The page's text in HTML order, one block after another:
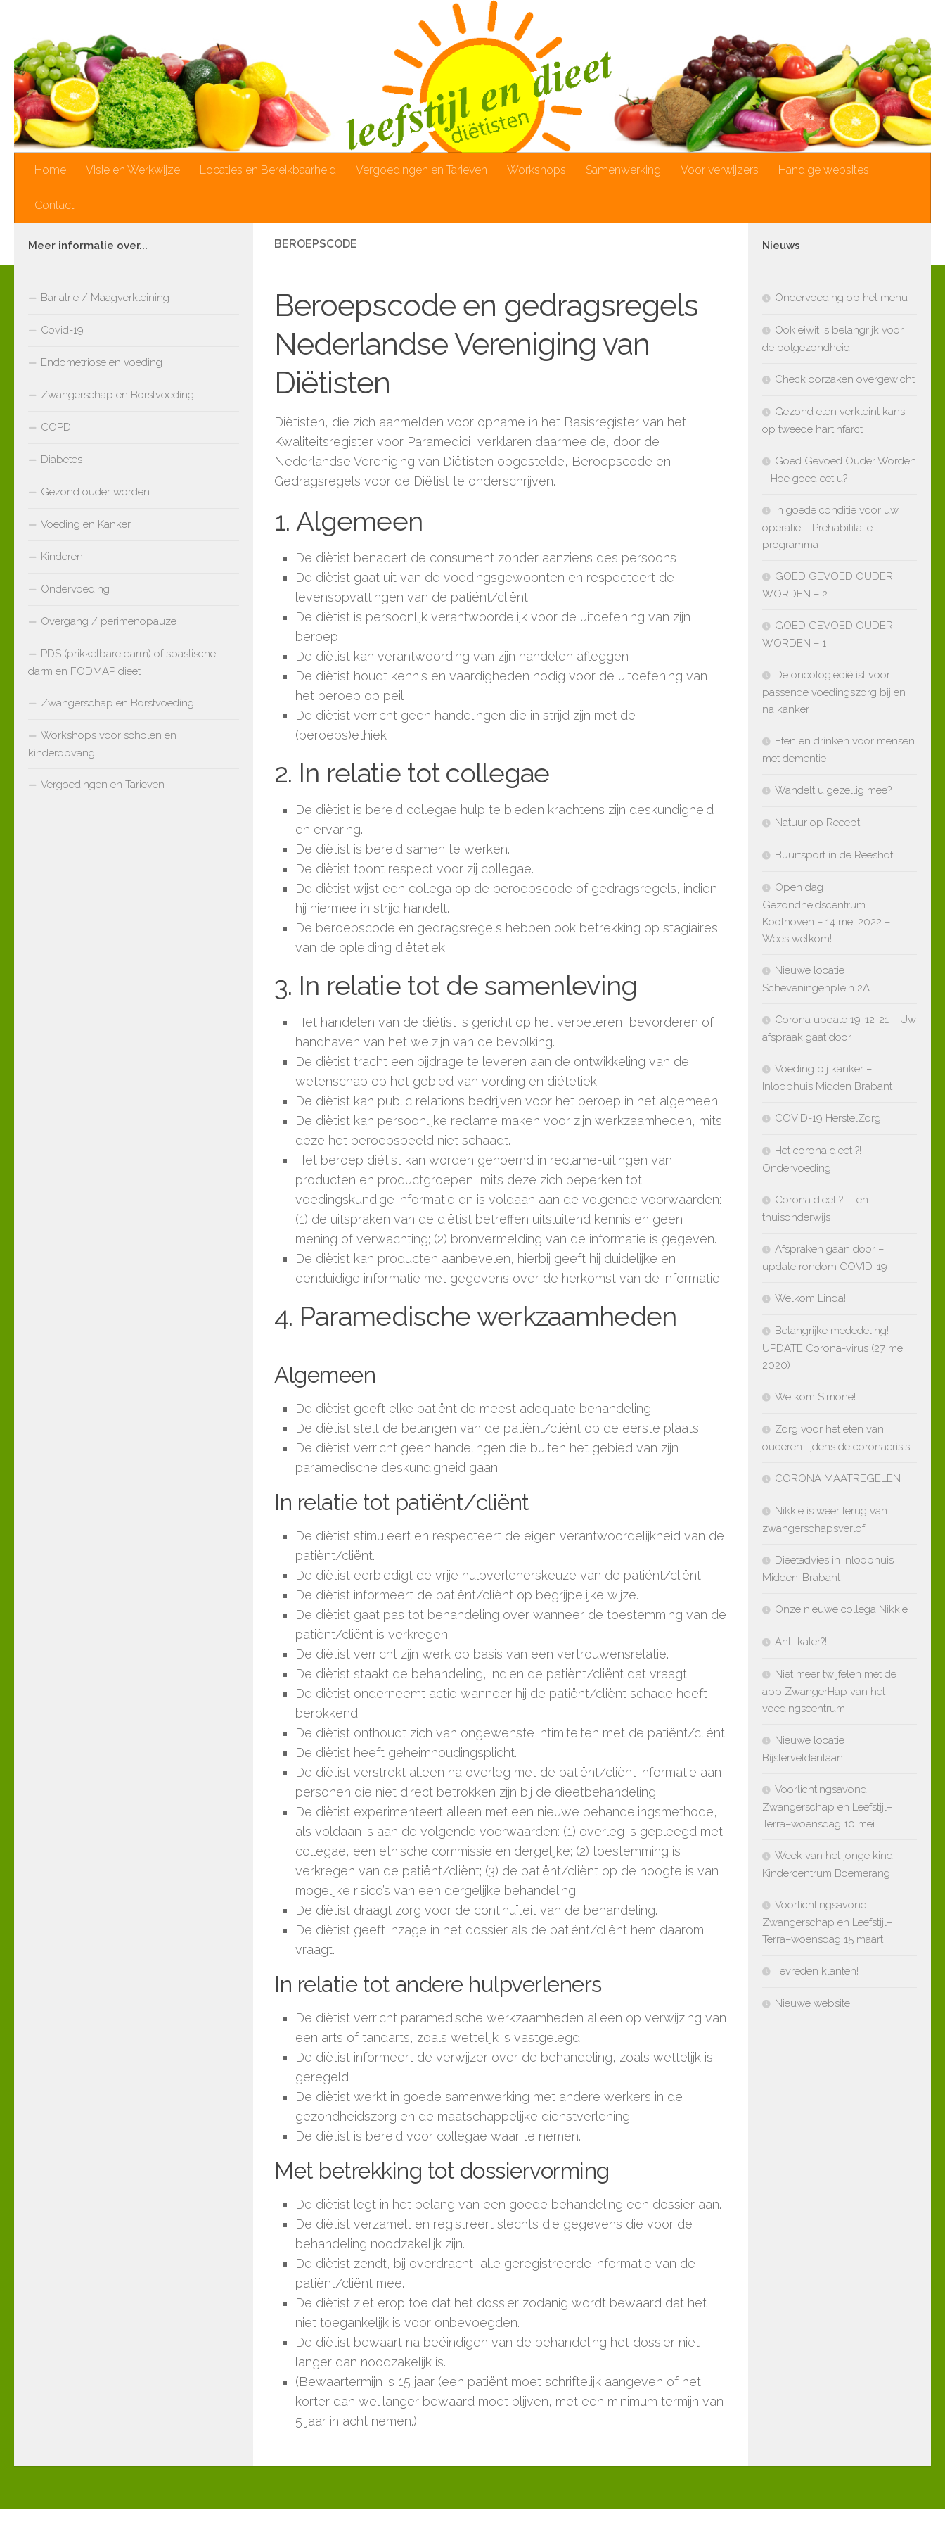
Home Visie en Werkwijze Locaties en Bereikbaarheid Vergoedingen en Tarieven Workshops Samenwerking Voor verwijzers Handige websites
Contact
BEROEPSCODE
Beroepscode en gedragsregels
Nederlandse Vereniging van
Diëtisten
Diëtisten, die zich aanmelden voor opname in het Basisregister van het
Kwaliteitsregister voor Paramedici, verklaren daarmee de, door de
Nederlandse Vereniging van Diëtisten opgestelde, Beroepscode en
Gedragsregels voor de Diëtist te onderschrijven.
1. Algemeen
De diëtist benadert de consument zonder aanziens des persoons
De diëtist gaat uit van de voedingsgewoonten en respecteert de
levensopvattingen van de patiënt/cliënt
De diëtist is persoonlijk verantwoordelijk voor de uitoefening van zijn
beroep
De diëtist kan verantwoording van zijn handelen afleggen
De diëtist houdt kennis en vaardigheden nodig voor de uitoefening van
het beroep op peil
De diëtist verricht geen handelingen die in strijd zijn met de
(beroeps)ethiek
2. In relatie tot collegae
De diëtist is bereid collegae hulp te bieden krachtens zijn deskundigheid
en ervaring.
De diëtist is bereid samen te werken.
De diëtist toont respect voor zij collegae.
De diëtist wijst een collega op de beroepscode of gedragsregels, indien
hij hiermee in strijd handelt.
De beroepscode en gedragsregels hebben ook betrekking op stagiaires
van de opleiding diëtetiek.
3. In relatie tot de samenleving
Het handelen van de diëtist is gericht op het verbeteren, bevorderen of
handhaven van het welzijn van de bevolking.
De diëtist tracht een bijdrage te leveren aan de ontwikkeling van de
wetenschap op het gebied van vording en diëtetiek.
De diëtist kan public relations bedrijven voor het beroep in het algemeen.
De diëtist kan persoonlijke reclame maken voor zijn werkzaamheden, mits
deze het beroepsbeeld niet schaadt.
Het beroep diëtist kan worden genoemd in reclame-uitingen van
producten en productgroepen, mits deze zich beperken tot
voedingskundige informatie en is voldaan aan de volgende voorwaarden:
(1) de uitspraken van de diëtist betreffen uitsluitend kennis en geen
mening of verwachting; (2) bronvermelding van de informatie is gegeven.
De diëtist kan producten aanbevelen, hierbij geeft hij duidelijke en
eenduidige informatie met gegevens over de herkomst van de informatie.
4. Paramedische werkzaamheden
Algemeen
De diëtist geeft elke patiënt de meest adequate behandeling.
De diëtist stelt de belangen van de patiënt/cliënt op de eerste plaats.
De diëtist verricht geen handelingen die buiten het gebied van zijn
paramedische deskundigheid gaan.
In relatie tot patiënt/cliënt
De diëtist stimuleert en respecteert de eigen verantwoordelijkheid van de
patiënt/cliënt.
De diëtist eerbiedigt de vrije hulpverlenerskeuze van de patiënt/cliënt.
De diëtist informeert de patiënt/cliënt op begrijpelijke wijze.
De diëtist gaat pas tot behandeling over wanneer de toestemming van de
patiënt/cliënt is verkregen.
De diëtist verricht zijn werk op basis van een vertrouwensrelatie.
De diëtist staakt de behandeling, indien de patiënt/cliënt dat vraagt.
De diëtist onderneemt actie wanneer hij de patiënt/cliënt schade heeft
berokkend.
De diëtist onthoudt zich van ongewenste intimiteiten met de patiënt/cliënt.
De diëtist heeft geheimhoudingsplicht.
De diëtist verstrekt alleen na overleg met de patiënt/cliënt informatie aan
personen die niet direct betrokken zijn bij de dieetbehandeling.
De diëtist experimenteert alleen met een nieuwe behandelingsmethode,
als voldaan is aan de volgende voorwaarden: (1) overleg is gepleegd met
collegae, een ethische commissie en dergelijke; (2) toestemming is
verkregen van de patiënt/cliënt; (3) de patiënt/cliënt op de hoogte is van
mogelijke risico’s van een dergelijke behandeling.
De diëtist draagt zorg voor de continuïteit van de behandeling.
De diëtist geeft inzage in het dossier als de patiënt/cliënt hem daarom
vraagt.
In relatie tot andere hulpverleners
De diëtist verricht paramedische werkzaamheden alleen op verwijzing van
een arts of tandarts, zoals wettelijk is vastgelegd.
De diëtist informeert de verwijzer over de behandeling, zoals wettelijk is
geregeld
De diëtist werkt in goede samenwerking met andere werkers in de
gezondheidszorg en de maatschappelijke dienstverlening
De diëtist is bereid voor collegae waar te nemen.
Met betrekking tot dossiervorming
De diëtist legt in het belang van een goede behandeling een dossier aan.
De diëtist verzamelt en registreert slechts die gegevens die voor de
behandeling noodzakelijk zijn.
De diëtist zendt, bij overdracht, alle geregistreerde informatie van de
patiënt/cliënt mee.
De diëtist ziet erop toe dat het dossier zodanig wordt bewaard dat het
niet toegankelijk is voor onbevoegden.
De diëtist bewaart na beëindigen van de behandeling het dossier niet
langer dan noodzakelijk is.
(Bewaartermijn is 15 jaar (een patiënt moet schriftelijk aangeven of het
korter dan wel langer bewaard moet blijven, met een minimum termijn van
5 jaar in acht nemen.)
Meer informatie over...
Bariatrie / Maagverkleining
Covid-19
Endometriose en voeding
Zwangerschap en Borstvoeding
COPD
Diabetes
Gezond ouder worden
Voeding en Kanker
Kinderen
Ondervoeding
Overgang / perimenopauze
PDS (prikkelbare darm) of spastische
darm en FODMAP dieet
Zwangerschap en Borstvoeding
Workshops voor scholen en
kinderopvang
Vergoedingen en Tarieven
Nieuws
Ondervoeding op het menu
Ook eiwit is belangrijk voor
de botgezondheid
Check oorzaken overgewicht
Gezond eten verkleint kans
op tweede hartinfarct
Goed Gevoed Ouder Worden
– Hoe goed eet u?
In goede conditie voor uw
operatie – Prehabilitatie
programma
GOED GEVOED OUDER
WORDEN – 2
GOED GEVOED OUDER
WORDEN – 1
De oncologiediëtist voor
passende voedingszorg bij en
na kanker
Eten en drinken voor mensen
met dementie
Wandelt u gezellig mee?
Natuur op Recept
Buurtsport in de Reeshof
Open dag
Gezondheidscentrum
Koolhoven – 14 mei 2022 –
Wees welkom!
Nieuwe locatie
Scheveningenplein 2A
Corona update 19-12-21 – Uw
afspraak gaat door
Voeding bij kanker –
Inloophuis Midden Brabant
COVID-19 HerstelZorg
Het corona dieet ?! –
Ondervoeding
Corona dieet ?! – en
thuisonderwijs
Afspraken gaan door –
update rondom COVID-19
Welkom Linda!
Belangrijke mededeling! –
UPDATE Corona-virus (27 mei
2020)
Welkom Simone!
Zorg voor het eten van
ouderen tijdens de coronacrisis
CORONA MAATREGELEN
Nikkie is weer terug van
zwangerschapsverlof
Dieetadvies in Inloophuis
Midden-Brabant
Onze nieuwe collega Nikkie
Anti-kater?!
Niet meer twijfelen met de
app ZwangerHap van het
voedingscentrum
Nieuwe locatie
Bijsterveldenlaan
Voorlichtingsavond
Zwangerschap en Leefstijl–
Terra–woensdag 10 mei
Week van het jonge kind–
Kindercentrum Boemerang
Voorlichtingsavond
Zwangerschap en Leefstijl–
Terra–woensdag 15 maart
Tevreden klanten!
Nieuwe website!